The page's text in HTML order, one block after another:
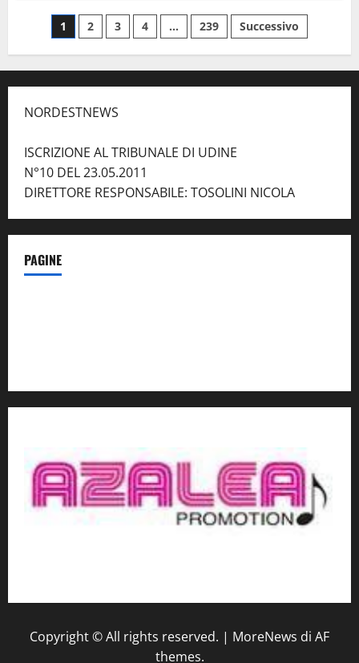
MURPHYS
alla
Fiera
di
Azzano
Opening
Agnostic
An
Slua
Paginazione
degli
articoli
1 2 3 4 … 239 Successivo
NORDESTNEWS
ISCRIZIONE AL TRIBUNALE DI UDINE
N°10 DEL 23.05.2011
DIRETTORE RESPONSABILE: TOSOLINI NICOLA
PAGINE
Copyright © All rights reserved. | MoreNews di AF
themes.